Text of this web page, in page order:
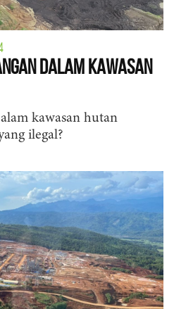
dalam Kawasan
kawasan hutan
ilegal?